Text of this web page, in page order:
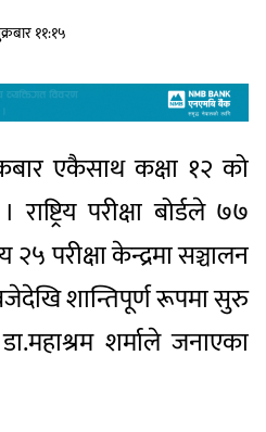
११:१५
एकैसाथ कक्षा १२ को
परीक्षा बोर्डले ७७
परीक्षा केन्द्रमा सञ्चालन
शान्तिपूर्ण रूपमा सुरु
शर्माले जनाएका